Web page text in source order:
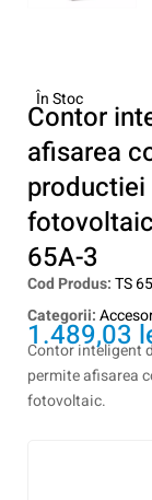
În Stoc
Contor
afisarea
65A-3
Cod Produs:TS
Categorii:
1.489,03
Contor inteligent
permite afisarea
fotovoltaic.